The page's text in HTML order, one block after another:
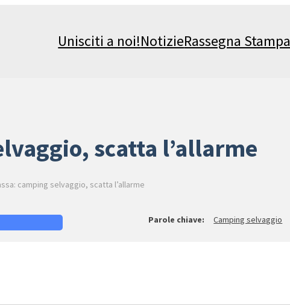
Unisciti a noi!NotizieRassegna Stampa
scatta l’allarme
camping selvaggio, scatta l’allarme
Camping selvaggio